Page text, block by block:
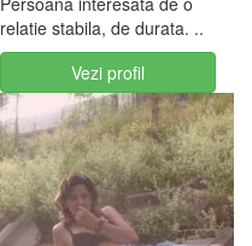
relatie stabila, de durata. ..
Vezi profil